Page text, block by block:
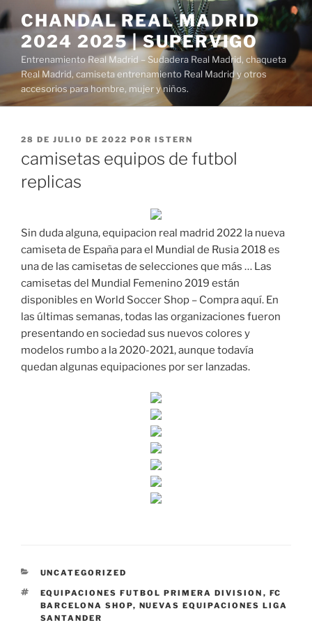
Saltar
al
contenido
CHANDAL REAL MADRID
2024 2025 | SUPERVIGO
Entrenamiento Real Madrid – Sudadera Real Madrid, chaqueta
Real Madrid, camiseta entrenamiento Real Madrid y otros
accesorios para hombre, mujer y niños.
PUBLICADO
28 DE JULIO DE 2022 POR ISTERN
camisetas equipos de futbol
replicas
Sin duda alguna, equipacion real madrid 2022 la nueva
camiseta de España para el Mundial de Rusia 2018 es
una de las camisetas de selecciones que más … Las
camisetas del Mundial Femenino 2019 están
disponibles en World Soccer Shop – Compra aquí. En
las últimas semanas, todas las organizaciones fueron
presentando en sociedad sus nuevos colores y
modelos rumbo a la 2020-2021, aunque todavía
quedan algunas equipaciones por ser lanzadas.
CATEGORÍAS
UNCATEGORIZED
ETIQUETAS
EQUIPACIONES FUTBOL PRIMERA DIVISION , FC
BARCELONA SHOP, NUEVAS EQUIPACIONES LIGA
SANTANDER